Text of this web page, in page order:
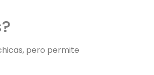
chicas, pero permite